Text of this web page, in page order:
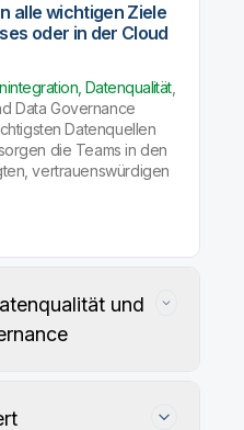
alle wichtigen Ziele
oder in der Cloud
Datenqualität,
Data Governance
Datenquellen
die Teams in den
vertrauenswürdigen
und